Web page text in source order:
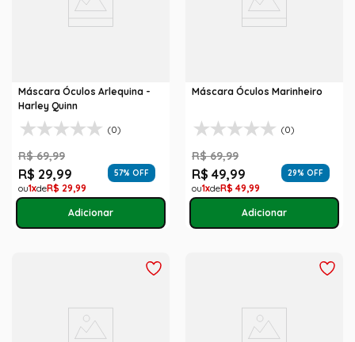
Máscara Óculos Arlequina -
Harley Quinn
(0)
R$ 69,99
R$ 29,99 57% OFF
1 R$ 29,99
Máscara Óculos Marinheiro
(0)
R$ 69,99
R$ 49,99 29% OFF
1 R$ 49,99